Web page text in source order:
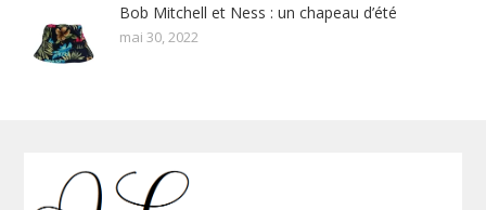
Bob Mitchell et Ness : un chapeau d’été
mai 30, 2022